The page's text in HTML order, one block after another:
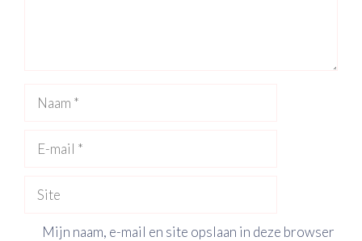
mail
Mijn naam, e-mail en site opslaan in deze browser